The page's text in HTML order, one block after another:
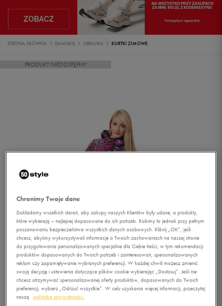
STRONA GŁÓWNA DAMSKIE UBRANIA KURTKI ZIMOWE
PRODUKT NIEDOSTĘPNY
Chronimy Twoje dane
Dokładamy wszelkich starań, aby zakupy naszych Klientów były udane, a produkty,
które wybierają – najlepiej dopasowane do ich potrzeb. Robimy to jednak przy pełnym
poszanowaniu bezpieczeństwa wszystkich danych osobowych. Kliknij „OK”, jeśli
chcesz, abyśmy wykorzystywali informacje o Twoich zachowaniach na naszej stronie
do przygotowania personalizowanych specjalnie dla Ciebie treści, w tym rekomendacji
produktów dopasowanych do Twoich potrzeb i zainteresowań, spersonalizowanych
reklam czy zapamiętywanie wybranych preferencji. W każdej chwili możesz zmienić
swoją decyzję i ustawienia dotyczące plików cookie wybierając „Dostosuj”. Jeśli nie
chcesz otrzymywać spersonalizowanej oferty produktów, dopasowanych do Twoich
preferencji, wybierz „Odrzuć wszystkie”. W celu uzyskania więcej informacji, przeczytaj
naszą
politykę prywatności.